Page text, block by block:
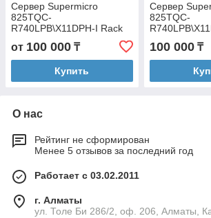
Сервер Supermicro
825TQC-
R740LPB\X11DPH-I Rack
от 100 000 ₸
Купить
Сервер
825TQC-
100 000₸
О нас
Рейтинг не сформирован
Менее 5 отзывов за последний год
Работает с 03.02.2011
г. Алматы
ул. Толе Би 286/2, оф. 206, Алматы,